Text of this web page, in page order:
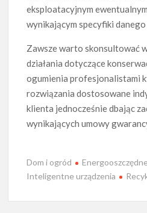
eksploatacyjnym
wynikającym specyfiki danego
Zawsze warto skonsultować
działania dotyczące
ogumienia profesjonalistami
rozwiązania dostosowane
klienta jednocześnie dbając
wynikających umowy
Dom i ogród
Inteligentne urządzenia